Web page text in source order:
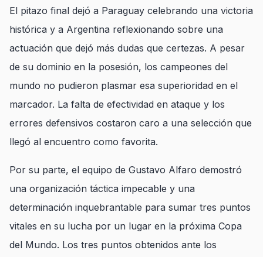
El pitazo final dejó a Paraguay celebrando una victoria
histórica y a Argentina reflexionando sobre una
actuación que dejó más dudas que certezas. A pesar
de su dominio en la posesión, los campeones del
mundo no pudieron plasmar esa superioridad en el
marcador. La falta de efectividad en ataque y los
errores defensivos costaron caro a una selección que
llegó al encuentro como favorita.
Por su parte, el equipo de Gustavo Alfaro demostró
una organización táctica impecable y una
determinación inquebrantable para sumar tres puntos
vitales en su lucha por un lugar en la próxima Copa
del Mundo. Los tres puntos obtenidos ante los